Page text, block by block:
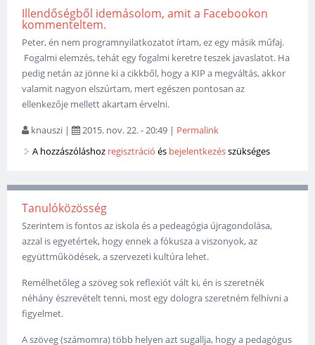
Illendőségből idemásolom, amit a Facebookon
kommenteltem.
Peter, én nem programnyilatkozatot írtam, ez egy másik műfaj.
Fogalmi elemzés, tehát egy fogalmi keretre teszek javaslatot. Ha
pedig netán az jönne ki a cikkből, hogy a KIP a megváltás, akkor
valamit nagyon elszúrtam, mert egészen pontosan az
ellenkezője mellett akartam érvelni.
knauszi | 2015. nov. 22. - 20:49 | Permalink
A hozzászóláshoz regisztráció és bejelentkezésszükséges
Tanulóközösség
Szerintem is fontos az iskola és a pedeagógia újragondolása,
azzal is egyetértek, hogy ennek a fókusza a viszonyok, az
együttműködések, a szervezeti kultúra lehet.
Remélhetőleg a szöveg sok reflexiót vált ki, én is szeretnék
néhány észrevételt tenni, most egy dologra szeretném felhívni a
figyelmet.
A szöveg (számomra) több helyen azt sugallja, hogy a pedagógus